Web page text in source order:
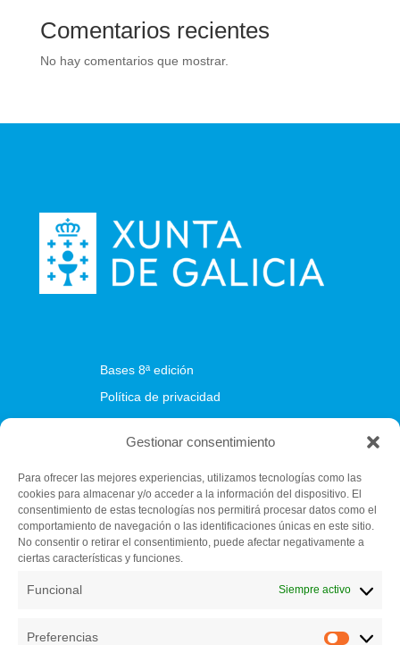
Gestionar consentimiento
Para ofrecer las mejores experiencias, utilizamos tecnologías como las
cookies para almacenar y/o acceder a la información del dispositivo. El
consentimiento de estas tecnologías nos permitirá procesar datos como el
comportamiento de navegación o las identificaciones únicas en este sitio.
No consentir o retirar el consentimiento, puede afectar negativamente a
ciertas características y funciones.
Funcional Siempre activo
Preferencias
Comentarios recientes
No hay comentarios que mostrar.
Bases 8ª edición
Política de privacidad
Fundación C.E.L.
Centro de iniciativas empresariales (Vivero de empresas)
Pazo de Feiras e Congresos de Lugo
El Palomar s/n. 27004 Lugo
982 284 150